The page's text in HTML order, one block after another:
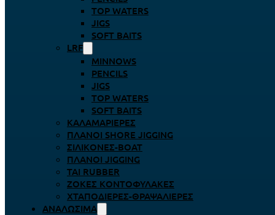
TOP WATERS
JIGS
SOFT BAITS
LRF
MINNOWS
PENCILS
JIGS
TOP WATERS
SOFT BAITS
ΚΑΛΑΜΑΡΙΈΡΕΣ
ΠΛΆΝΟΙ SHORE JIGGING
ΣΙΛΙΚΌΝΕΣ-BOAT
ΠΛΆΝΟΙ JIGGING
TAI RUBBER
ΖΌΚΕΣ ΚΟΝΤΟΦΎΛΑΚΕΣ
ΧΤΑΠΟΔΙΈΡΕΣ-ΘΡΑΨΑΛΙΈΡΕΣ
ΑΝΑΛΏΣΙΜΑ